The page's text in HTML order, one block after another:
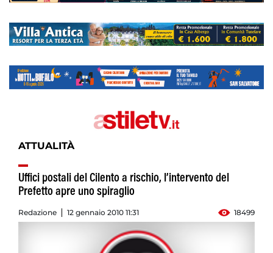
ATTUALITÀ
Uffici postali del Cilento a rischio, l’intervento del
Prefetto apre uno spiraglio
Redazione 12 gennaio 2010 11:31 18499